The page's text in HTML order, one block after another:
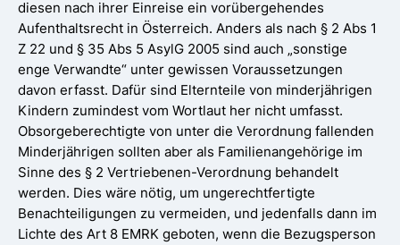
diesen nach ihrer Einreise ein vorübergehendes
Aufenthaltsrecht in Österreich. Anders als nach § 2 Abs 1
Z 22 und § 35 Abs 5 AsylG 2005 sind auch „sonstige
enge Verwandte“ unter gewissen Voraussetzungen
davon erfasst. Dafür sind Elternteile von minderjährigen
Kindern zumindest vom Wortlaut her nicht umfasst.
Obsorgeberechtigte von unter die Verordnung fallenden
Minderjährigen sollten aber als Familienangehörige im
Sinne des § 2 Vertriebenen-Verordnung behandelt
werden. Dies wäre nötig, um ungerechtfertigte
Benachteiligungen zu vermeiden, und jedenfalls dann im
Lichte des Art 8 EMRK geboten, wenn die Bezugsperson